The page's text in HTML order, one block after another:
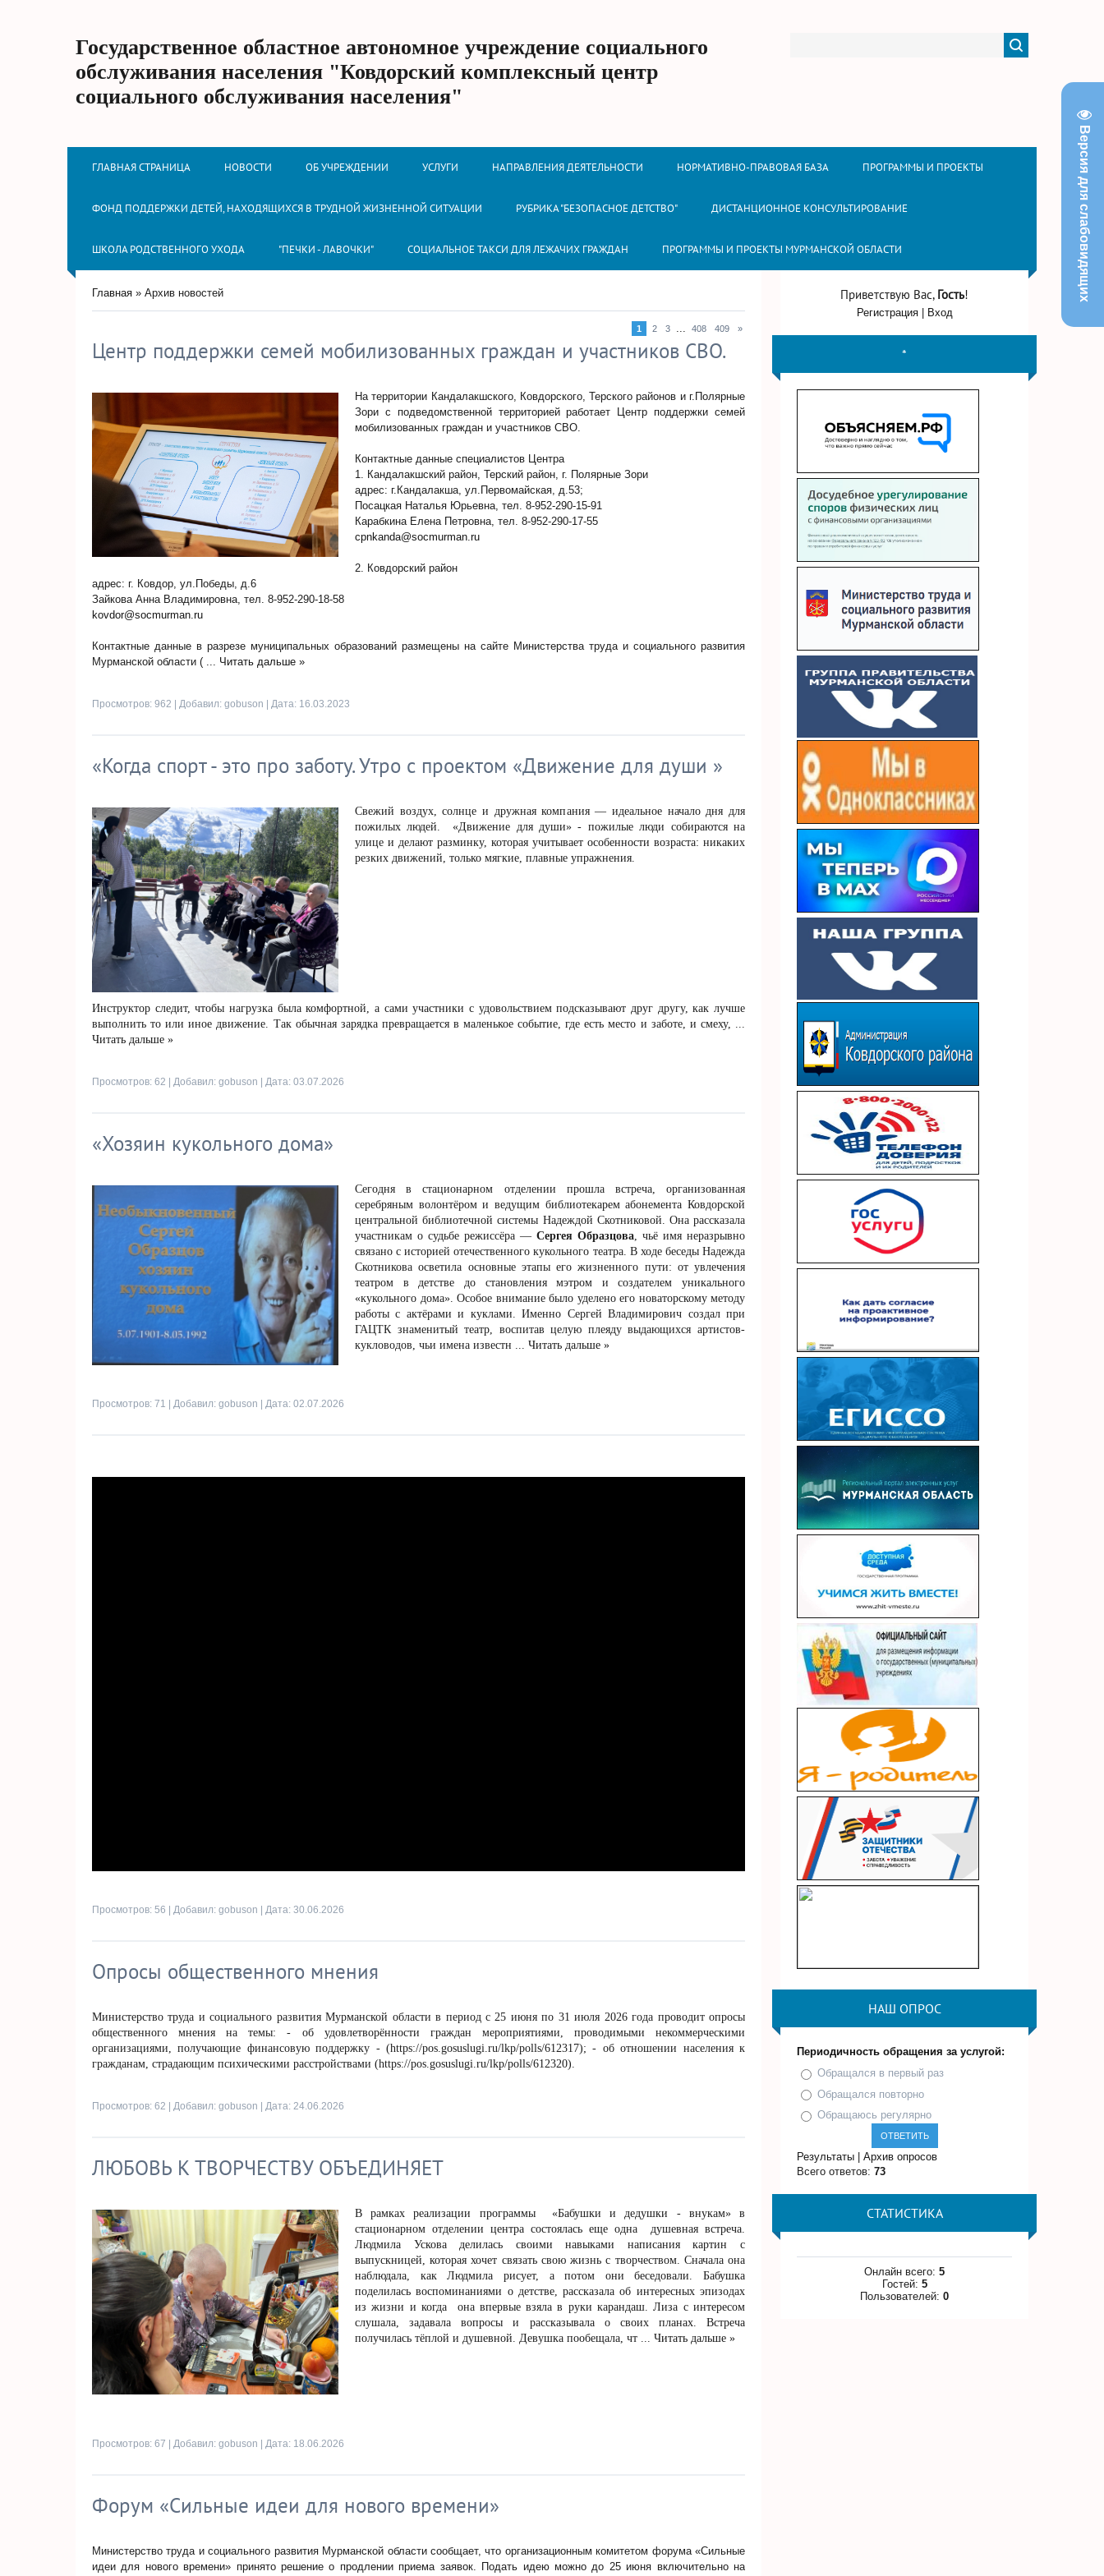
Версия для слабовидящих
Государственное областное автономное учреждение социального
обслуживания населения "Ковдорский комплексный центр
социального обслуживания населения"
ГЛАВНАЯ СТРАНИЦА НОВОСТИ ОБ УЧРЕЖДЕНИИ УСЛУГИ НАПРАВЛЕНИЯ ДЕЯТЕЛЬНОСТИ НОРМАТИВНО-ПРАВОВАЯ БАЗА ПРОГРАММЫ И ПРОЕКТЫ
ФОНД ПОДДЕРЖКИ ДЕТЕЙ, НАХОДЯЩИХСЯ В ТРУДНОЙ ЖИЗНЕННОЙ СИТУАЦИИ РУБРИКА "БЕЗОПАСНОЕ ДЕТСТВО" ДИСТАНЦИОННОЕ КОНСУЛЬТИРОВАНИЕ
ШКОЛА РОДСТВЕННОГО УХОДА "ПЕЧКИ - ЛАВОЧКИ" СОЦИАЛЬНОЕ ТАКСИ ДЛЯ ЛЕЖАЧИХ ГРАЖДАН ПРОГРАММЫ И ПРОЕКТЫ МУРМАНСКОЙ ОБЛАСТИ
Главная » Архив новостей
1 2 3 ... 408 409 »
Центр поддержки семей мобилизованных граждан и участников СВО.
На территории Кандалакшского, Ковдорского, Терского районов и г.Полярные
Зори с подведомственной территорией работает Центр поддержки семей
мобилизованных граждан и участников СВО.
Контактные данные специалистов Центра
1. Кандалакшский район, Терский район, г. Полярные Зори
адрес: г.Кандалакша, ул.Первомайская, д.53;
Посацкая Наталья Юрьевна, тел. 8-952-290-15-91
Карабкина Елена Петровна, тел. 8-952-290-17-55
cpnkanda@socmurman.ru
2. Ковдорский район
адрес: г. Ковдор, ул.Победы, д.6
Зайкова Анна Владимировна, тел. 8-952-290-18-58
kovdor@socmurman.ru
Контактные данные в разрезе муниципальных образований размещены на сайте Министерства труда и социального развития
Мурманской области ( ... Читать дальше »
Просмотров: 962 | Добавил: gobuson | Дата: 16.03.2023
«Когда спорт - это про заботу. Утро с проектом «Движение для души »
Свежий воздух, солнце и дружная компания — идеальное начало дня для
пожилых людей. «Движение для души» - пожилые люди собираются на
улице и делают разминку, которая учитывает особенности возраста: никаких
резких движений, только мягкие, плавные упражнения.
Инструктор следит, чтобы нагрузка была комфортной, а сами участники с удовольствием подсказывают друг другу, как лучше
выполнить то или иное движение. Так обычная зарядка превращается в маленькое событие, где есть место и заботе, и смеху, ...
Читать дальше »
Просмотров: 62 | Добавил: gobuson | Дата: 03.07.2026
«Хозяин кукольного дома»
Сегодня в стационарном отделении прошла встреча, организованная
серебряным волонтёром и ведущим библиотекарем абонемента Ковдорской
центральной библиотечной системы Надеждой Скотниковой. Она рассказала
участникам о судьбе режиссёра — Сергея Образцова, чьё имя неразрывно
связано с историей отечественного кукольного театра. В ходе беседы Надежда
Скотникова осветила основные этапы его жизненного пути: от увлечения
театром в детстве до становления мэтром и создателем уникального
«кукольного дома». Особое внимание было уделено его новаторскому методу
работы с актёрами и куклами. Именно Сергей Владимирович создал при
ГАЦТК знаменитый театр, воспитав целую плеяду выдающихся артистов-
кукловодов, чьи имена известн ... Читать дальше »
Просмотров: 71 | Добавил: gobuson | Дата: 02.07.2026
Просмотров: 56 | Добавил: gobuson | Дата: 30.06.2026
Опросы общественного мнения
Министерство труда и социального развития Мурманской области в период с 25 июня по 31 июля 2026 года проводит опросы
общественного мнения на темы: - об удовлетворённости граждан мероприятиями, проводимыми некоммерческими
организациями, получающие финансовую поддержку - (https://pos.gosuslugi.ru/lkp/polls/612317); - об отношении населения к
гражданам, страдающим психическими расстройствами (https://pos.gosuslugi.ru/lkp/polls/612320).
Просмотров: 62 | Добавил: gobuson | Дата: 24.06.2026
ЛЮБОВЬ К ТВОРЧЕСТВУ ОБЪЕДИНЯЕТ
В рамках реализации программы «Бабушки и дедушки - внукам» в
стационарном отделении центра состоялась еще одна душевная встреча.
Людмила Ускова делилась своими навыками написания картин с
выпускницей, которая хочет связать свою жизнь с творчеством. Сначала она
наблюдала, как Людмила рисует, а потом они беседовали. Бабушка
поделилась воспоминаниями о детстве, рассказала об интересных эпизодах
из жизни и когда она впервые взяла в руки карандаш. Лиза с интересом
слушала, задавала вопросы и рассказывала о своих планах. Встреча
получилась тёплой и душевной. Девушка пообещала, чт ... Читать дальше »
Просмотров: 67 | Добавил: gobuson | Дата: 18.06.2026
Форум «Сильные идеи для нового времени»
Министерство труда и социального развития Мурманской области сообщает, что организационным комитетом форума «Сильные
идеи для нового времени» принято решение о продлении приема заявок. Подать идею можно до 25 июня включительно на
Приветствую Вас, Гость!
Регистрация| Вход
*
НАШ ОПРОС
Периодичность обращения за услугой:
Обращался в первый раз
Обращался повторно
Обращаюсь регулярно
Результаты |Архив опросов
Всего ответов:73
СТАТИСТИКА
Онлайн всего:5
Гостей: 5
Пользователей:0